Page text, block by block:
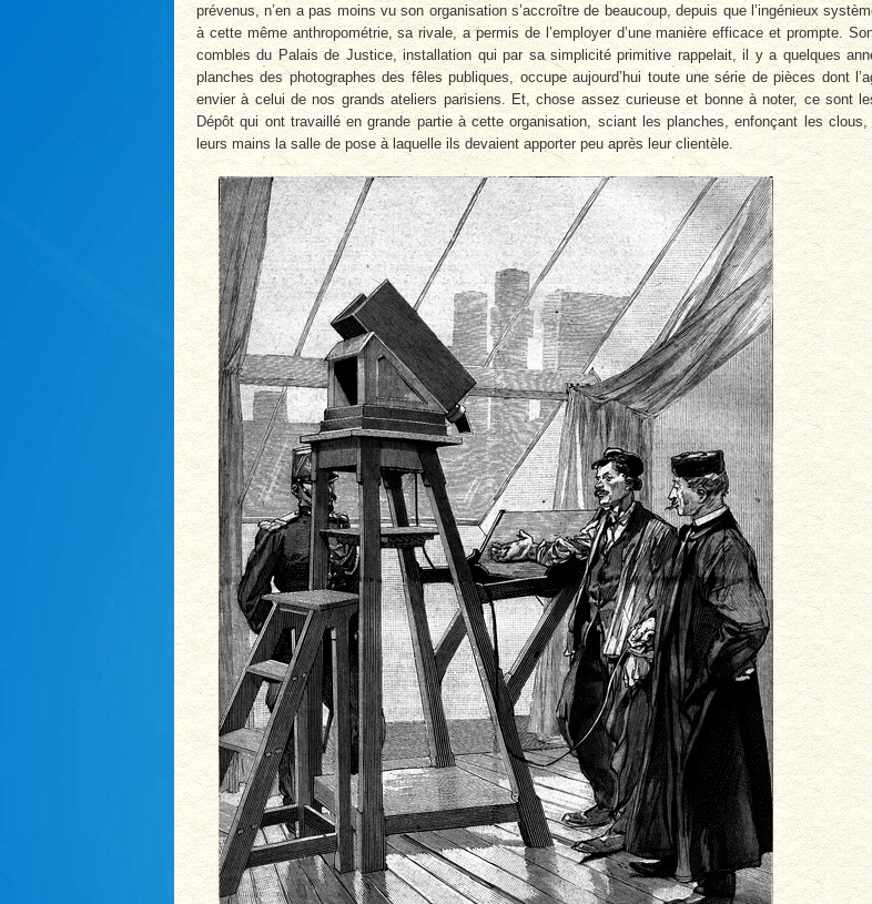
prévenus, n’en a pas moins vu son organisation s’accroître de beaucoup, depuis que l’ingénieux
à cette même anthropométrie, sa rivale, a permis de l’employer d’une manière efficace et prompte.
combles du Palais de Justice, installation qui par sa simplicité primitive rappelait, il y a quelques
planches des photographes des fêles publiques, occupe aujourd’hui toute une série de pièces dont
envier à celui de nos grands ateliers parisiens. Et, chose assez curieuse et bonne à noter, ce sont
Dépôt qui ont travaillé en grande partie à cette organisation, sciant les planches, enfonçant les clous,
leurs mains la salle de pose à laquelle ils devaient apporter peu après leur clientèle.